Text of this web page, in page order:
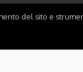
del sito e